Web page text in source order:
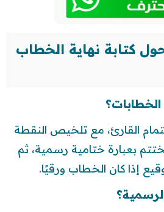
كتابة نهاية الخطاب
القارئ، مع تلخيص النقطة
بعبارة ختامية رسمية، ثم
إذا كان الخطاب ورقيًا.